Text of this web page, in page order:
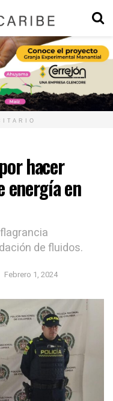
hacer
energía en
de fluidos.
Febrero 1, 2024